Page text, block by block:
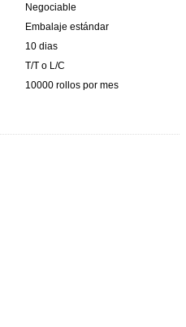
Negociable
Embalaje estándar
10 dias
T/T o L/C
10000 rollos por mes